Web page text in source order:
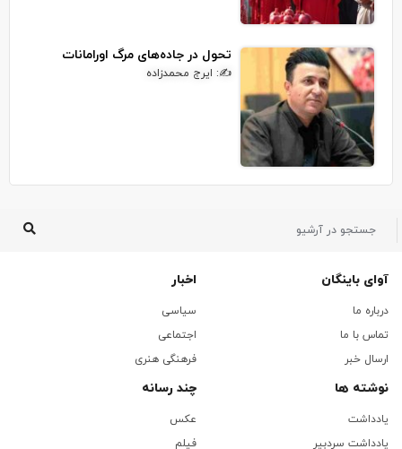
تحول در جاده‌های مرگ اورامانات
✍: ایرج محمدزاده
آوای باینگان
درباره ما
تماس با ما
ارسال خبر
اخبار
سیاسی
اجتماعی
فرهنگی هنری
نوشته ها
یادداشت
یادداشت سردبیر
چند رسانه
عکس
فیلم